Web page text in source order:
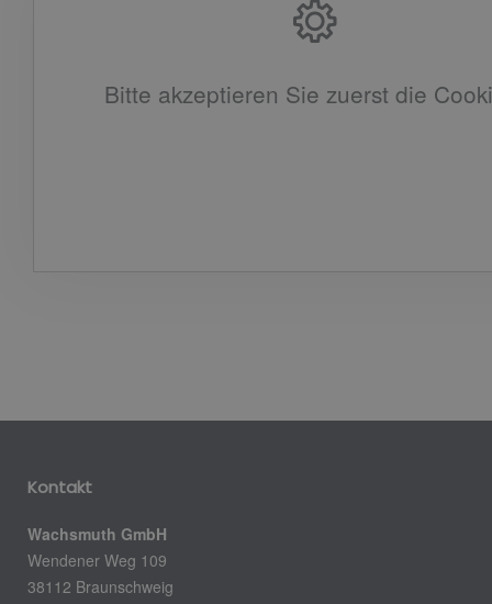
Bitte akzeptieren Sie zuerst die
Kontakt
Wachsmuth GmbH
Wendener Weg 109
38112 Braunschweig